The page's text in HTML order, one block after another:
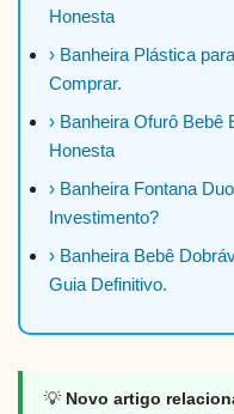
Honesta
› Banheira Plástica
Comprar.
› Banheira Ofurô Bebê
Honesta
› Banheira Fontana
Investimento?
› Banheira Bebê
Guia Definitivo.
💡 Novo artigo